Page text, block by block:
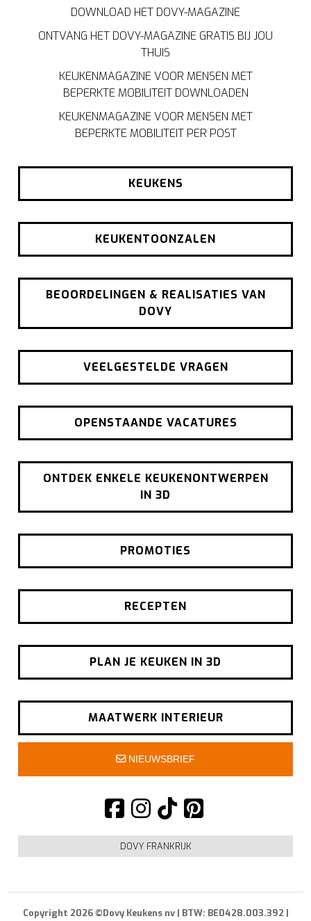
DOWNLOAD HET DOVY-MAGAZINE
ONTVANG HET DOVY-MAGAZINE GRATIS BIJ JOU
THUIS
KEUKENMAGAZINE VOOR MENSEN MET
BEPERKTE MOBILITEIT DOWNLOADEN
KEUKENMAGAZINE VOOR MENSEN MET
BEPERKTE MOBILITEIT PER POST
KEUKENS
KEUKENTOONZALEN
BEOORDELINGEN & REALISATIES VAN
DOVY
VEELGESTELDE VRAGEN
OPENSTAANDE VACATURES
ONTDEK ENKELE KEUKENONTWERPEN
IN 3D
PROMOTIES
RECEPTEN
PLAN JE KEUKEN IN 3D
MAATWERK INTERIEUR
NIEUWSBRIEF
DOVY FRANKRIJK
Copyright 2026 ©Dovy Keukens nv | BTW: BE0428.003.392 |